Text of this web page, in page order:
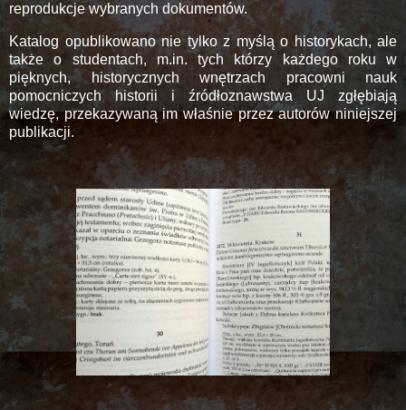
reprodukcje wybranych dokumentów.
Katalog opublikowano nie tylko z myślą o historykach, ale
także o studentach, m.in. tych którzy każdego roku w
pięknych, historycznych wnętrzach pracowni nauk
pomocniczych historii i źródłoznawstwa UJ zgłębiają
wiedzę, przekazywaną im właśnie przez autorów niniejszej
publikacji.